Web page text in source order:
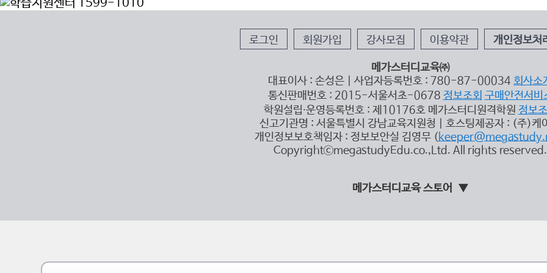
로그인 회원가입 강사모집 이용약관 개인정보처
메가스터디교육㈜
대표이사 : 손성은 | 사업자등록번호 : 780-87-00034 회사소
통신판매번호 : 2015-서울서초-0678 정보조회 구매안전서비
학원설립∙운영등록번호 : 제10176호 메가스터디원격학원 정보
신고기관명 : 서울특별시 강남교육지원청 | 호스팅제공자 : (주)케
개인정보보호책임자 : 정보보안실 김영무 (
CopyrightⓒmegastudyEdu.co.,Ltd. All rights reserved.
메가스터디교육 스토어